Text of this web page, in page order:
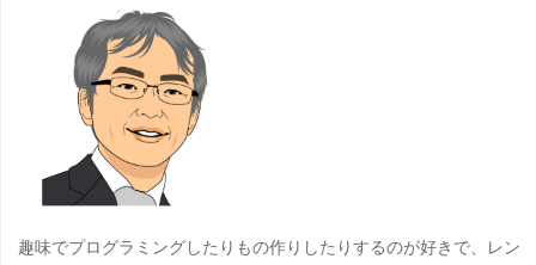
引
大
人
綱
趣味でプログラミングしたりもの作りしたりするのが好きで、レン